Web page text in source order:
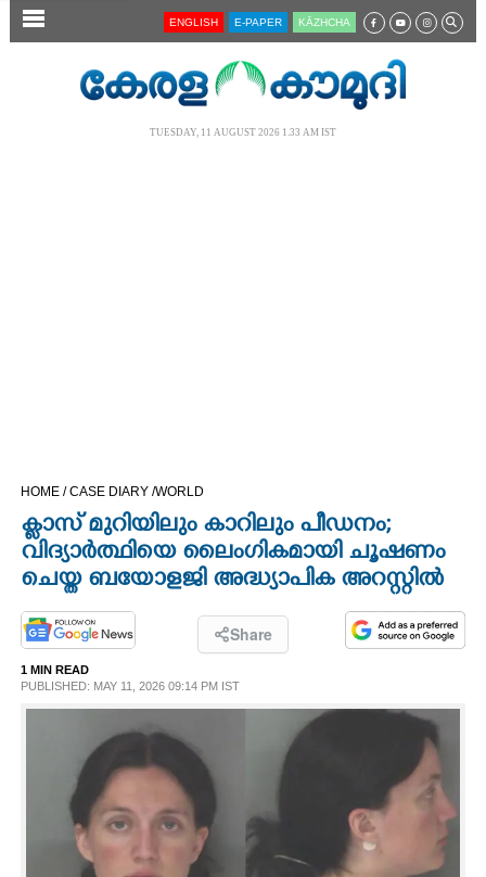
SECTIONS
OPINION
PHOTOS
LIFESTYLE
SPIRITUAL
ENGLISH E-PAPER KĀZHCHA
TUESDAY, 11 AUGUST 2026 1.33 AM IST
HOME /CASE DIARY /WORLD
ക്ലാസ് മുറിയിലും കാറിലും പീഡനം;
വിദ്യാർത്ഥിയെ ലൈംഗികമായി ചൂഷണം
ചെയ്ത ബയോളജി അദ്ധ്യാപിക അറസ്റ്റിൽ
Share
1 MIN READ
PUBLISHED: MAY 11, 2026 09:14 PM IST